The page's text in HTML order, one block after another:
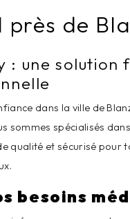
de
: une solution
dans la ville de
sommes spécialisés
qualité et sécurisé pour
besoins